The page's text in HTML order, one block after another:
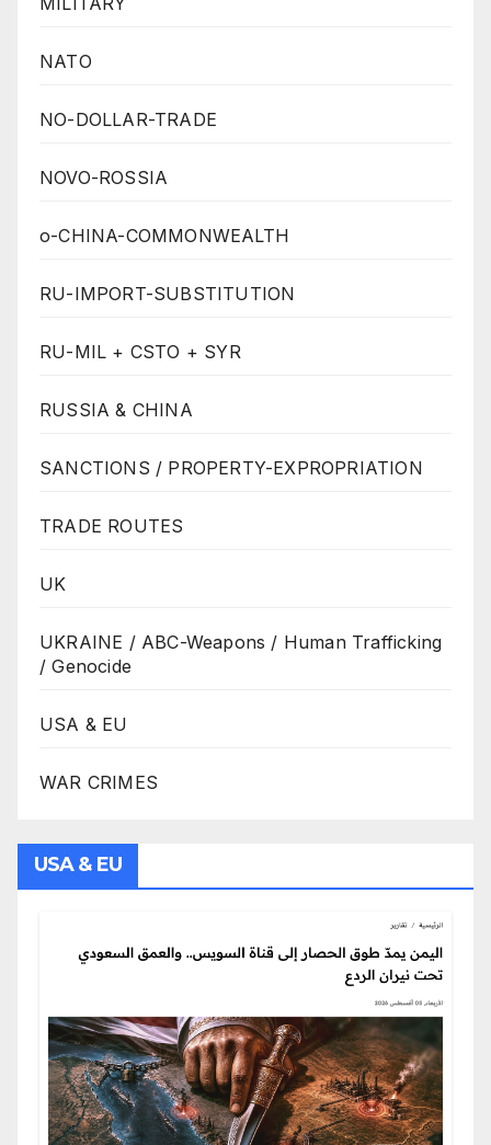
NATO
NO-DOLLAR-TRADE
NOVO-ROSSIA
o-CHINA-COMMONWEALTH
RU-IMPORT-SUBSTITUTION
RU-MIL + CSTO + SYR
RUSSIA & CHINA
SANCTIONS / PROPERTY-EXPROPRIATION
TRADE ROUTES
UK
UKRAINE / ABC-Weapons / Human Trafficking
/ Genocide
USA & EU
WAR CRIMES
USA & EU